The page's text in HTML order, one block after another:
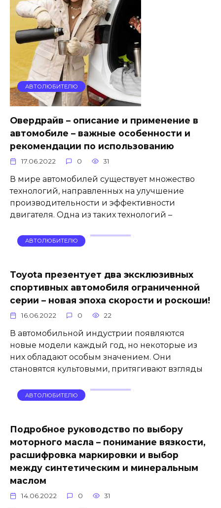
АВТОЛЮБИТЕЛЮ
Овердрайв – описание и применение в
автомобиле – важные особенности и
рекомендации по использованию
17.06.2022 0 31
В мире автомобилей существует множество
технологий, направленных на улучшение
производительности и эффективности
двигателя. Одна из таких технологий –
АВТОЛЮБИТЕЛЮ
Toyota презентует два эксклюзивных
спортивных автомобиля ограниченной
серии – новая эпоха скорости и роскоши!
16.06.2022 0 22
В автомобильной индустрии появляются
новые модели каждый год, но некоторые из
них обладают особым значением. Они
становятся культовыми, притягивают взгляды
АВТОЛЮБИТЕЛЮ
Подробное руководство по выбору
моторного масла – понимание вязкости,
расшифровка маркировки и выбор
между синтетическим и минеральным
маслом
14.06.2022 0 31